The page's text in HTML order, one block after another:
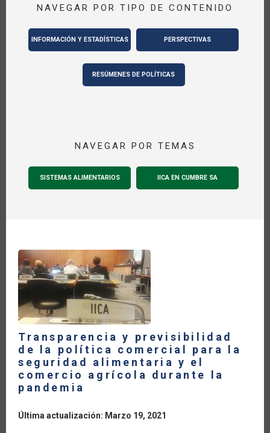
NAVEGAR POR TIPO DE CONTENIDO
INFORMACIÓN Y ESTADÍSTICAS PERSPECTIVAS
RESÚMENES DE POLÍTICAS
NAVEGAR POR TEMAS
SISTEMAS ALIMENTARIOS IICA EN CUMBRE SA
Transparencia y previsibilidad
de la política comercial para la
seguridad alimentaria y el
comercio agrícola durante la
pandemia
Última actualización: Marzo 19, 2021